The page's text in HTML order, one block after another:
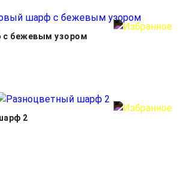
бежевым узором
2